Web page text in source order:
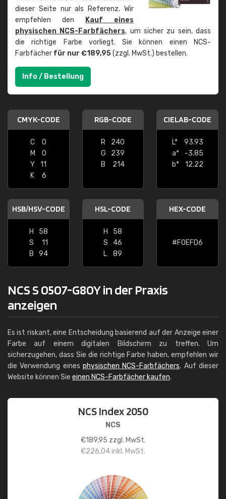
dieser Seite nur als Referenz. Wir
empfehlen den
Kauf eines
physischen NCS-Farbfächers, um sicher zu sein, dass
die richtige Farbe vorliegt. Sie können einen NCS-
Farbfächer für nur €189,95(zzgl. MwSt.) bestellen.
Info / Bestellung
CMYK-CODE
C
0
M
0
Y
11
K
6
RGB-CODE
R
240
G
239
B
214
CIELAB-CODE
L*
93.93
a*
-3.85
b*
12.22
HSB/HSV-CODE
H
58
S
11
B
94
HSL-CODE
H
58
S
46
L
89
HEX-CODE
#F0EFD6
NCS S 0507-G80Y in der Praxis
anzeigen
Es ist riskant, eine Entscheidung basierend auf der Anzeige einer
Farbe auf einem digitalen Bildschirm zu treffen. Um
sicherzugehen, dass Sie die richtige Farbe haben, empfehlen wir
die Verwendung eines physischen NCS-Farbfächers. Auf dieser
Website können Sie einen NCS-Farbfächer kaufen.
NCS Index 2050
NCS
€189,95 zzgl. MwSt.
€226,04inkl. MwSt.